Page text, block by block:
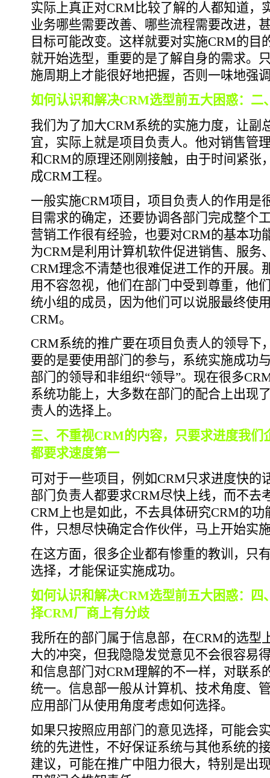
实际上真正对CRM比较了解的人都知道，
业务哪些需要改善、哪些流程需要改进，
目标可能改变。这样就要对实施CRM的目
就开始选型，重要的是了解自身的需求。
施周期上才能很好地把握，否则一味地强
如何认识和解决CRM选型前五大困惑：二
我们为了加大CRM系统的实施力度，让副
宜，实际上就是项目负责人。他对销售管
和CRM的原理还刚刚接触，由于时间紧张
成CRM工程。
一般实施CRM项目，项目负责人的作用是
目需求的确定，还要协调各部门完成整个
营销工作很有经验，也要对CRM的基本功
为CRM是利用计算机软件促进销售、服务
CRM理念不清楚也很难促进工作的开展。
用不容忽视，他们在部门中受到尊重，他
统小组的成员，因为他们可以说服最终使
CRM。
CRM系统的推广要在项目负责人的领导下
要的是要使用部门的参与，系统实施成功
部门的领导和非组织“领导”。现在很多
系统功能上，大多数在部门的配合上出现
责人的选择上。
三、不重视CRM的内容，只要求进度我们
都要求速度第一
可对于一些项目，例如CRM只求进度快的
部门负责人都要求CRM尽快上线，而不去
CRM上也是如此，不去具体研究CRM的
件，只想尽快确定合作伙伴，马上开始实
在这方面，很多企业都有惨重的教训，只
选择，才能保证实施成功。
如何认识和解决CRM选型前五大困惑：四
择CRM厂商上有分歧
我所在的部门属于信息部，在CRM的选型
大的冲突，但我隐隐发觉意见不会很容易
和信息部门对CRM理解的不一样，对联系
统一。信息部一般从计算机、技术角度、
应用部门从使用角度考虑如何选择。
如果只按照应用部门的意见选择，可能会
统的先进性，不好保证系统与其他系统的
建议，可能在推广中阻力很大，特别是出